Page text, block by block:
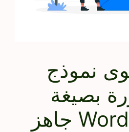
نموذج
بصيغة
احترافية Word جاهز